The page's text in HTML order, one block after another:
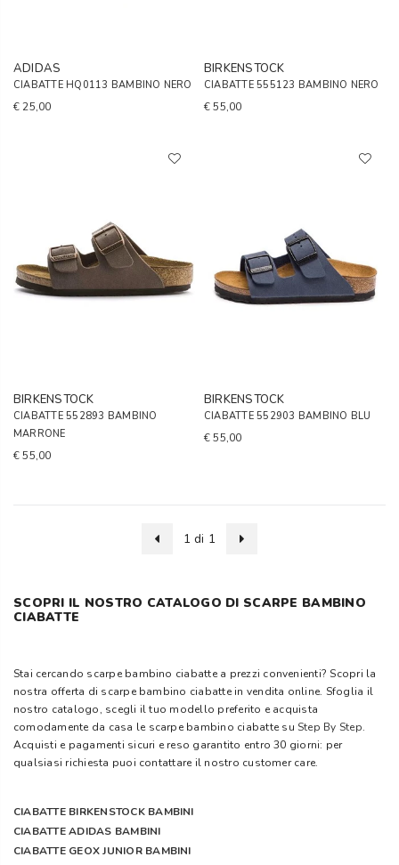
ADIDAS
CIABATTE HQ0113 BAMBINO NERO
€ 25,00
BIRKENSTOCK
CIABATTE 555123 BAMBINO NERO
€ 55,00
BIRKENSTOCK
CIABATTE 552893 BAMBINO
MARRONE
€ 55,00
BIRKENSTOCK
CIABATTE 552903 BAMBINO BLU
€ 55,00
1 di 1
SCOPRI IL NOSTRO CATALOGO DI SCARPE BAMBINO
CIABATTE
Stai cercando scarpe bambino ciabatte a prezzi convenienti? Scopri la
nostra offerta di scarpe bambino ciabatte in vendita online. Sfoglia il
nostro catalogo, scegli il tuo modello preferito e acquista
comodamente da casa le scarpe bambino ciabatte su Step By Step.
Acquisti e pagamenti sicuri e reso garantito entro 30 giorni: per
qualsiasi richiesta puoi contattare il nostro customer care.
CIABATTE BIRKENSTOCK BAMBINI
CIABATTE ADIDAS BAMBINI
CIABATTE GEOX JUNIOR BAMBINI